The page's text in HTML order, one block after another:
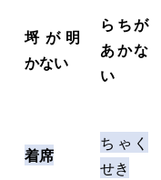
埒が明
かない
らちが
あかな
い
着席
ちゃく
せき